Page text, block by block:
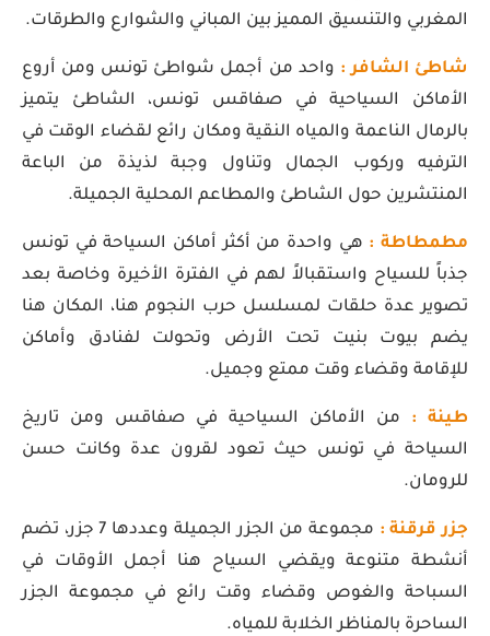
المغربي والتنسيق المميز بين المباني والشوارع والطرقات.
شاطئ الشافر : واحد من أجمل شواطئ تونس ومن أروع
الأماكن السياحية في صفاقس تونس، الشاطئ يتميز
بالرمال الناعمة والمياه النقية ومكان رائع لقضاء الوقت في
الترفيه وركوب الجمال وتناول وجبة لذيذة من الباعة
المنتشرين حول الشاطئ والمطاعم المحلية الجميلة.
مطمطاطة : هي واحدة من أكثر أماكن السياحة في تونس
جذباً للسياح واستقبالاً لهم في الفترة الأخيرة وخاصة بعد
تصوير عدة حلقات لمسلسل حرب النجوم هنا، المكان هنا
يضم بيوت بنيت تحت الأرض وتحولت لفنادق وأماكن
للإقامة وقضاء وقت ممتع وجميل.
طينة : من الأماكن السياحية في صفاقس ومن تاريخ
السياحة في تونس حيث تعود لقرون عدة وكانت حسن
للرومان.
جزر قرقنة :
مجموعة من الجزر الجميلة وعددها 7 جزر، تضم
أنشطة متنوعة ويقضي السياح هنا أجمل الأوقات في
السباحة والغوص وقضاء وقت رائع في مجموعة الجزر
الساحرة بالمناظر الخلابة للمياه.